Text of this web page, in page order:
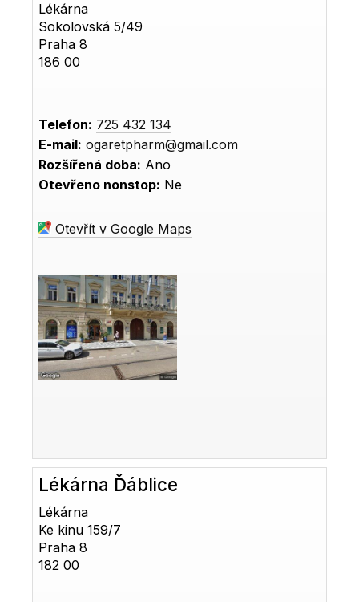
Lékárna
Sokolovská 5/49
Praha 8
186 00
Telefon: 725 432 134
E-mail: ogaretpharm@gmail.com
Rozšířená doba: Ano
Otevřeno nonstop: Ne
Otevřít v Google Maps
Lékárna Ďáblice
Lékárna
Ke kinu 159/7
Praha 8
182 00